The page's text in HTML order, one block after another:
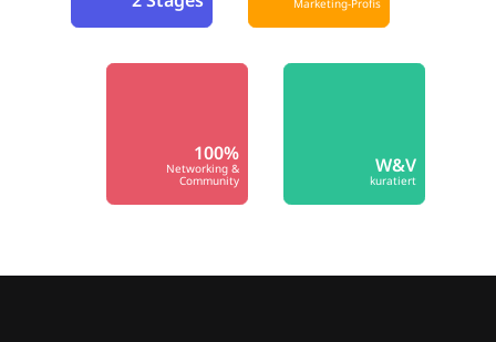
100%
Networking &
Community
W&V
kuratiert